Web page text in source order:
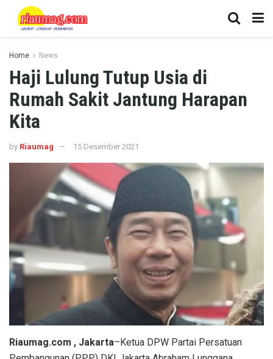
Home News
Haji Lulung Tutup Usia di
Rumah Sakit Jantung Harapan
Kita
by Riaumag 15 Desember 2021
Riaumag.com , Jakarta–Ketua DPW Partai Persatuan